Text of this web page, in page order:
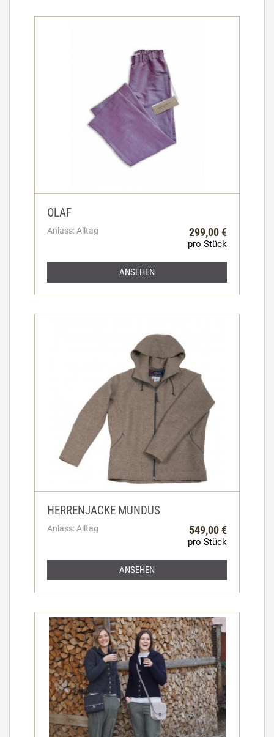
OLAF
Anlass: Alltag 299,00 €
pro Stück
ANSEHEN
HERRENJACKE MUNDUS
Anlass: Alltag 549,00 €
pro Stück
ANSEHEN